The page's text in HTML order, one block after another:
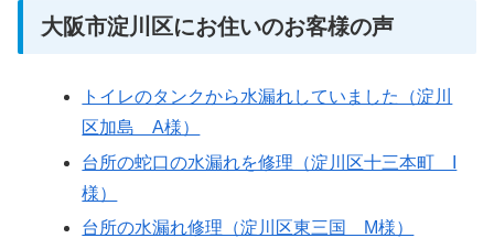
大阪市淀川区にお住いのお客様の声
トイレのタンクから水漏れしていました（淀川
区加島 A様）
台所の蛇口の水漏れを修理（淀川区十三本町 I
様）
台所の水漏れ修理（淀川区東三国 M様）